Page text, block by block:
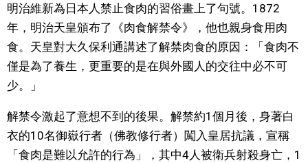
娛樂
教育
家庭
明治維新為日本人禁止食肉的習俗畫上了句號。1872
年，明治天皇頒布了《肉食解禁令》，他也親身食用肉
食。天皇對大久保利通講述了解禁肉食的原因：「食肉不
僅是為了養生，更重要的是在與外國人的交往中必不可
少。」
解禁令激起了意想不到的後果。解禁約1個月後，身著白
衣的10名御嶽行者（佛教修行者）闖入皇居抗議，宣稱
「食肉是難以允許的行為」，其中4人被衛兵射殺身亡，1